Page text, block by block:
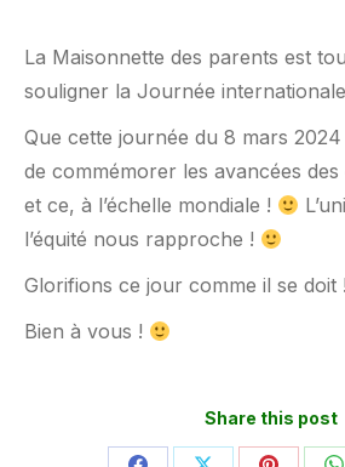
La Maisonnette des parents est
souligner la Journée
Que cette journée du 8 mars
de commémorer les avancées
et ce, à l’échelle mondiale !
l’équité nous rapproche !
Glorifions ce jour comme il se doit !
Bien à vous !
Share this post